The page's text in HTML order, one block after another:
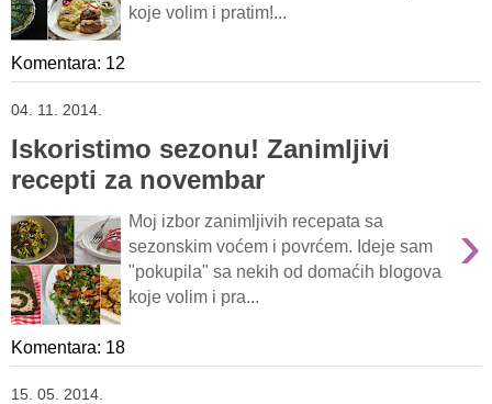
koje volim i pratim!...
Komentara: 12
04. 11. 2014.
Iskoristimo sezonu! Zanimljivi
recepti za novembar
›
Moj izbor zanimljivih recepata sa
sezonskim voćem i povrćem. Ideje sam
"pokupila" sa nekih od domaćih blogova
koje volim i pra...
Komentara: 18
15. 05. 2014.